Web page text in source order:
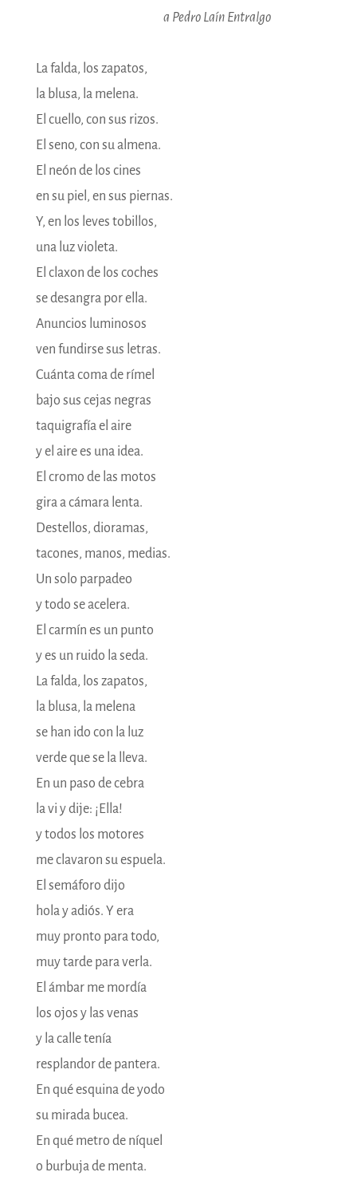
a Pedro Laín Entralgo
La falda, los zapatos,
la blusa, la melena.
El cuello, con sus rizos.
El seno, con su almena.
El neón de los cines
en su piel, en sus piernas.
Y, en los leves tobillos,
una luz violeta.
El claxon de los coches
se desangra por ella.
Anuncios luminosos
ven fundirse sus letras.
Cuánta coma de rímel
bajo sus cejas negras
taquigrafía el aire
y el aire es una idea.
El cromo de las motos
gira a cámara lenta.
Destellos, dioramas,
tacones, manos, medias.
Un solo parpadeo
y todo se acelera.
El carmín es un punto
y es un ruido la seda.
La falda, los zapatos,
la blusa, la melena
se han ido con la luz
verde que se la lleva.
En un paso de cebra
la vi y dije: ¡Ella!
y todos los motores
me clavaron su espuela.
El semáforo dijo
hola y adiós. Y era
muy pronto para todo,
muy tarde para verla.
El ámbar me mordía
los ojos y las venas
y la calle tenía
resplandor de pantera.
En qué esquina de yodo
su mirada bucea.
En qué metro de níquel
o burbuja de menta.